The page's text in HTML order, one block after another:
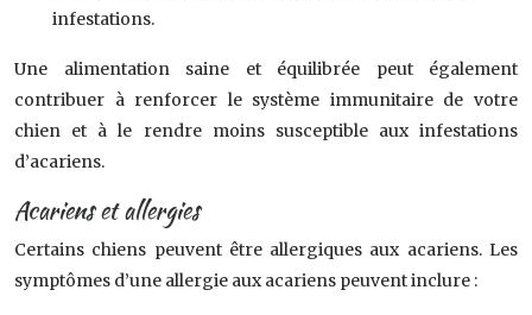
infestations.
Une alimentation saine et équilibrée peut également
contribuer à renforcer le système immunitaire de votre
chien et à le rendre moins susceptible aux infestations
d’acariens.
Acariens et allergies
Certains chiens peuvent être allergiques aux acariens. Les
symptômes d’une allergie aux acariens peuvent inclure :